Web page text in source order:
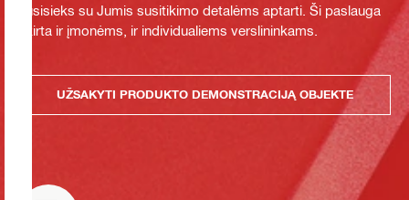
susisieks su Jumis susitikimo detalėms aptarti. Ši paslauga
skirta ir įmonėms, ir individualiems verslininkams.
UŽSAKYTI PRODUKTO DEMONSTRACIJĄ OBJEKTE